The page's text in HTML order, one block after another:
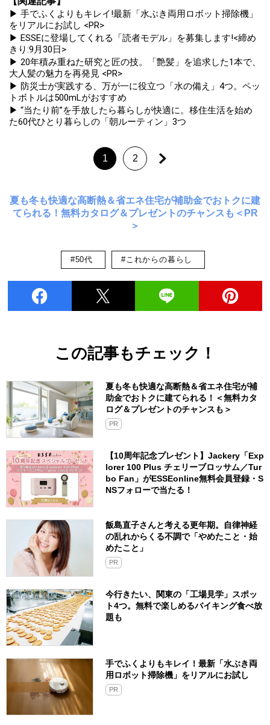
▶ 手でふくよりもキレイ!最新「水ぶき両用ロボット掃除機」
をリアルにお試し <PR>
▶ ESSEに登場してくれる「読者モデル」を募集します!<締め
きり:9月30日>
▶ 20年積み重ねた研究と匠の技。「艶髪」を追求した1本で、
大人髪の魅力を再発見 <PR>
▶ 防災士が実践する、万が一に役立つ「水の備え」4つ。ペッ
トボトルは500mLがおすすめ
▶ “当たり前”を手放したら暮らしが快適に。移住生活を始め
た60代ひとり暮らしの「朝ルーティン」3つ
1 2
夏も冬も快適な高断熱＆省エネ住宅が補助金でおトクに建
てられる！無料カタログ＆プレゼントのチャンスも＜PR
＞
#50代 #これからの暮らし
この記事もチェック！
夏も冬も快適な高断熱＆省エネ住宅が補
助金でおトクに建てられる！＜無料カタ
ログ＆プレゼントのチャンスも＞
PR
【10周年記念プレゼント】Jackery「Exp
lorer 100 Plus チェリーブロッサム／Tur
bo Fan」がESSEonline無料会員登録・S
NSフォローで当たる！
飯島直子さんと考える更年期。自律神経
の乱れからくる不調で「やめたこと・始
めたこと」
PR
今行きたい、関東の「工場見学」スポッ
ト4つ。無料で楽しめるバイキング食べ放
題も
手でふくよりもキレイ！最新「水ぶき両
用ロボット掃除機」をリアルにお試し
PR